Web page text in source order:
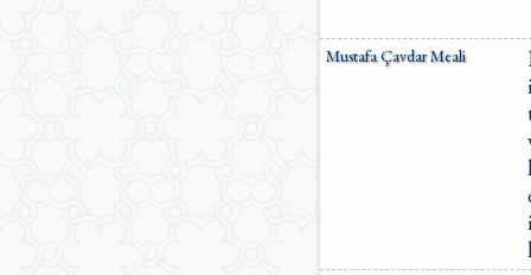
Mustafa Çavdar Meali